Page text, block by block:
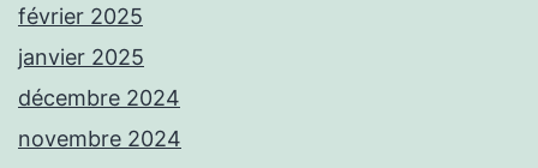
février 2025
janvier 2025
décembre 2024
novembre 2024